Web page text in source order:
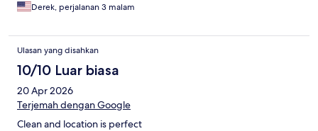
Derek, perjalanan 3 malam
Ulasan yang disahkan
10/10 Luar biasa
20 Apr 2026
Terjemah dengan Google
Clean and location is perfect